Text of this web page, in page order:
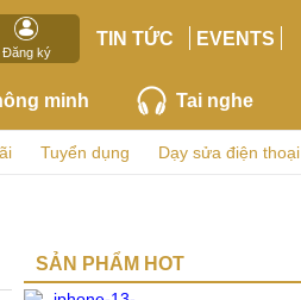
Đăng ký
TIN TỨC EVENTS
minh Tai nghe
Tuyển dụng Dạy sửa điện thoại
SẢN PHẨM HOT